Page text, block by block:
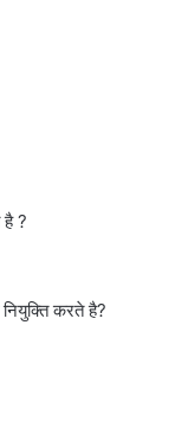
?
नियुक्ति करते है?